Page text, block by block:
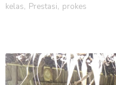
kelas, Prestasi, prokes